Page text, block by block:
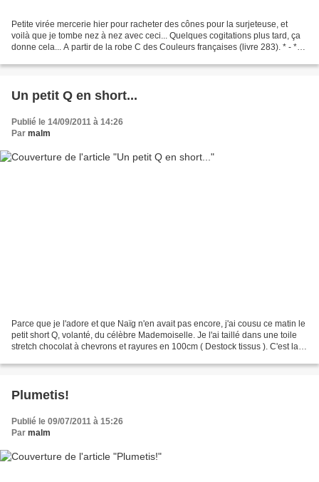
Petite virée mercerie hier pour racheter des cônes pour la surjeteuse, et
voilà que je tombe nez à nez avec ceci... Quelques cogitations plus tard, ça
donne cela... A partir de la robe C des Couleurs françaises (livre 283). * - *
Un petit Q en short...
Publié le 14/09/2011 à 14:26
Par malm
Parce que je l'adore et que Naïg n'en avait pas encore, j'ai cousu ce matin le
petit short Q, volanté, du célèbre Mademoiselle. Je l'ai taillé dans une toile
stretch chocolat à chevrons et rayures en 100cm ( Destock tissus ). C'est la
Plumetis!
Publié le 09/07/2011 à 15:26
Par malm